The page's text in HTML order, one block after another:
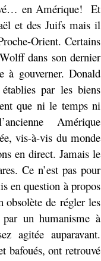
en Amérique! Et
et des Juifs mais il
Orient. Certains
dans son dernier
à gouverner. Donald
par les biens
que ni le temps ni
Amérique
vis-à-vis du monde
en direct. Jamais le
Ce n’est pas pour
en question à propos
obsolète de régler les
un humanisme à
agitée auparavant.
bafoués, ont retrouvé